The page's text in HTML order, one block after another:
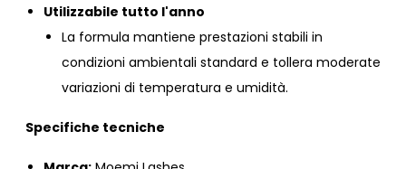
Utilizzabile tutto l'anno
La formula mantiene prestazioni stabili in
condizioni ambientali standard e tollera moderate
variazioni di temperatura e umidità.
Specifiche tecniche